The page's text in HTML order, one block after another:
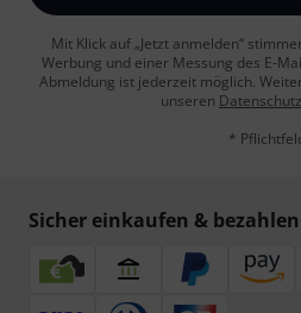
Mit Klick auf „Jetzt anmelden“
Werbung und einer Messung des E-
Abmeldung ist jederzeit möglich.
unseren
*
Sicher einkaufen & bezahlen